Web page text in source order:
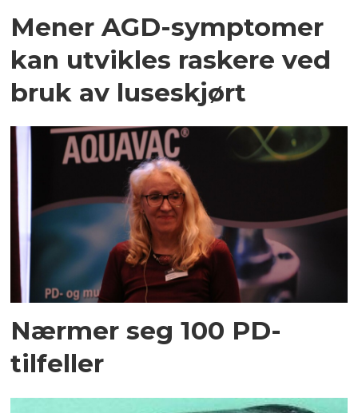
Mener AGD-symptomer
kan utvikles raskere ved
bruk av luseskjørt
Nærmer seg 100 PD-
tilfeller